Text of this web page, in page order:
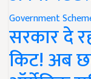
Government
सरकार दे
किट! अब